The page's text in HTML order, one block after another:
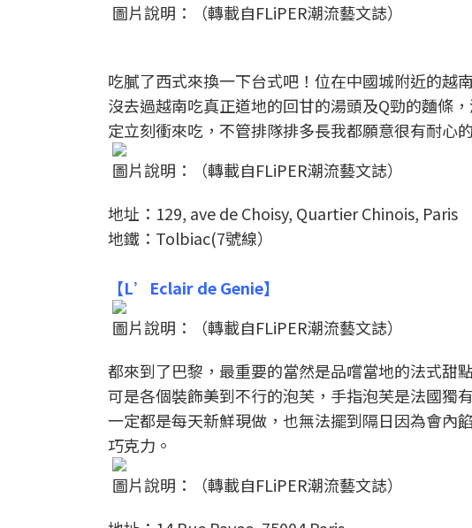
圖片說明：（轉載自FLiPER潮流藝文誌）
吃膩了西式來換一下台式吧！位在中國城附近的越
沒去過越南吃真正道地的回甘的湯頭及Q勁的麵條
定立刻衝來吃，不管排隊排多長我都願意很有耐心
圖片說明：（轉載自FLiPER潮流藝文誌）
地址：129, ave de Choisy, Quartier Chinois, Paris
地鐵：Tolbiac(7號線）
【L’Eclair de Genie】
圖片說明：（轉載自FLiPER潮流藝文誌）
都來到了巴黎，最重要的當然是品嚐當地的法式甜
可是各個裝飾美到不行的泡芙，手指泡芙是法國獨
一定都是每天新鮮現做，也無法擺到隔日因為會內
巧克力。
圖片說明：（轉載自FLiPER潮流藝文誌）